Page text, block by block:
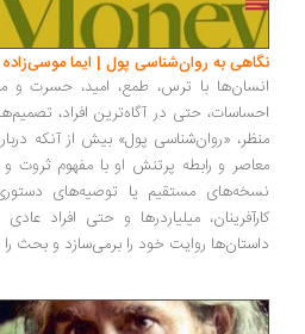
به روان‌شناسی پول | ایما موسی‌زاده
با ترس، طمع، امید، حسرت و
حتی در آگاه‌ترین افراد، تصمیم‌های
«روان‌شناسی پول» بیش از آنکه درباره پول
و رابطه پرتنش او با مفهوم ثروت و دارایی
مستقیم یا توصیه‌های دستوری، تجربه
میلیاردرها و حتی افراد عادی را
روایت خود را برمی‌سازد و بحث را به